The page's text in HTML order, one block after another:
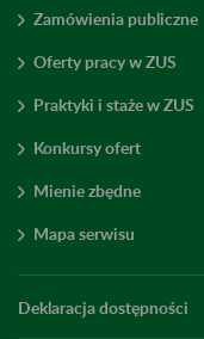
Zamówienia publiczne
Oferty pracy w ZUS
Praktyki i staże w ZUS
Konkursy ofert
Mienie zbędne
Mapa serwisu
Deklaracja dostępności